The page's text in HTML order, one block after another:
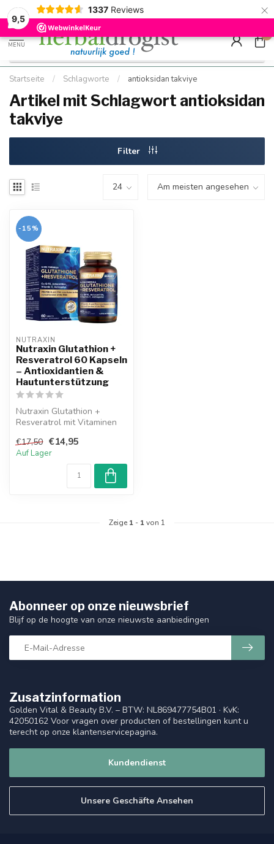
9,5
1337 Reviews ×
Kostenloser DE-Versand ab Mindestbestellwert |
Schnell geliefert
Minimum
Hızlı
MENU
0
Startseite / Schlagworte / antioksidan takviye
Artikel mit Schlagwort antioksidan
takviye
Filter
-15%
NUTRAXIN
Nutraxin Glutathion +
Resveratrol 60 Kapseln
– Antioxidantien &
Hautunterstützung
Nutraxin Glutathion +
Resveratrol mit Vitaminen
Unterstützt ...
€17,50 €14,95
Auf Lager
Zeige 1 - 1von 1
Zusatzinformation
Golden Vital & Beauty B.V. – BTW: NL869477754B01 · KvK:
42050162 Voor vragen over producten of bestellingen kunt u
terecht op onze klantenservicepagina.
Kundendienst
Unsere Geschäfte Ansehen
Abonneer op onze nieuwsbrief
Blijf op de hoogte van onze nieuwste aanbiedingen